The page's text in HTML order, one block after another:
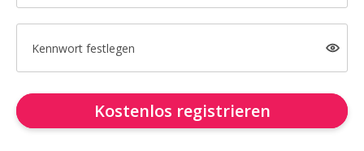
Kennwort festlegen
Kostenlos registrieren